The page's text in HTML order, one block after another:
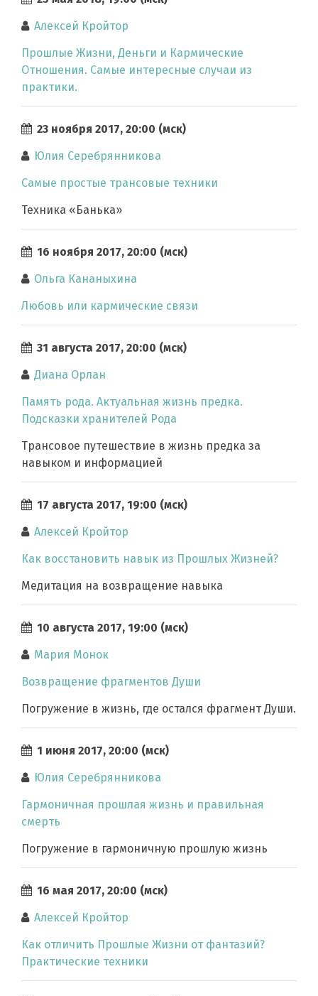
Алексей Кройтор
Прошлые Жизни, Деньги и Кармические
Отношения. Самые интересные случаи из
практики.
23 ноября 2017, 20:00 (мск)
Юлия Серебрянникова
Самые простые трансовые техники
Техника «Банька»
16 ноября 2017, 20:00 (мск)
Ольга Кананыхина
Любовь или кармические связи
31 августа 2017, 20:00 (мск)
Диана Орлан
Память рода. Актуальная жизнь предка.
Подсказки хранителей Рода
Трансовое путешествие в жизнь предка за
навыком и информацией
17 августа 2017, 19:00 (мск)
Алексей Кройтор
Как восстановить навык из Прошлых Жизней?
Медитация на возвращение навыка
10 августа 2017, 19:00 (мск)
Мария Монок
Возвращение фрагментов Души
Погружение в жизнь, где остался фрагмент Души.
1 июня 2017, 20:00 (мск)
Юлия Серебрянникова
Гармоничная прошлая жизнь и правильная
смерть
Погружение в гармоничную прошлую жизнь
16 мая 2017, 20:00 (мск)
Алексей Кройтор
Как отличить Прошлые Жизни от фантазий?
Практические техники